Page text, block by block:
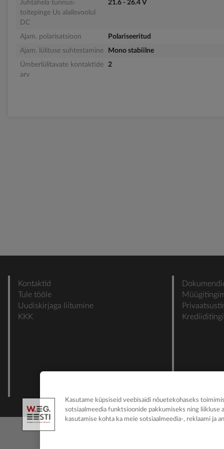
Juhtahela tunnus-
toitepinge Us alalisvoolul
DC
21.6 - 26.4 V
Ajam. polarisatsioon
Polariseeritud
Ajam. lülituse suhtestamine
Mono stabiilne
Ümberlülitavate kontaktide
arv
2
Kontaktid
Tule tööle
Uudiskirjaga liitumine
KKK
Kasutame küpsiseid veebisaidi nõuetekohaseks
sotsiaalmeedia funktsioonide pakkumiseks ning liikluse
kasutamise kohta ka meie sotsiaalmeedia-, reklaami ja